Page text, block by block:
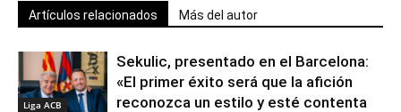
Artículos relacionados Más del autor
Liga ACB
Sekulic, presentado en el Barcelona:
«El primer éxito será que la afición
reconozca un estilo y esté contenta